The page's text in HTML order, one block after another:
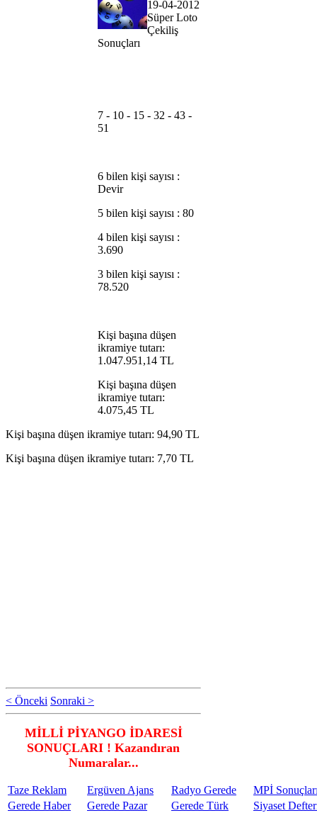
19-04-2012
Süper Loto
Çekiliş
Sonuçları
7 - 10 - 15 - 32 - 43 -
51
6 bilen kişi sayısı :
Devir
5 bilen kişi sayısı : 80
4 bilen kişi sayısı :
3.690
3 bilen kişi sayısı :
78.520
Kişi başına düşen
ikramiye tutarı:
1.047.951,14 TL
Kişi başına düşen
ikramiye tutarı:
4.075,45 TL
Kişi başına düşen ikramiye tutarı: 94,90 TL
Kişi başına düşen ikramiye tutarı: 7,70 TL
< Önceki Sonraki >
MİLLİ PİYANGO İDARESİ
SONUÇLARI ! Kazandıran
Numaralar...
Taze Reklam Ergüven Ajans Radyo Gerede
MPİ
Gerede Haber
Gerede Pazar Gerede Türk Siyaset